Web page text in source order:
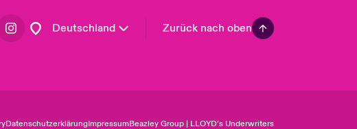
Deutschland Zurück nach oben
DatenschutzerklärungImpressumBeazley Group | LLOYD’s Underwriters